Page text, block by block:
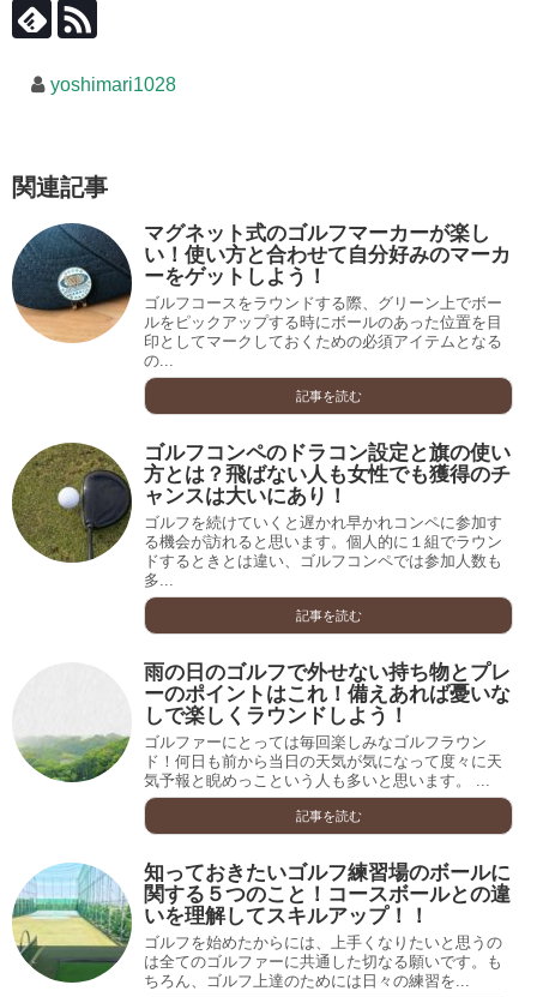
yoshimari1028
関連記事
マグネット式のゴルフマーカーが楽し
い！使い方と合わせて自分好みのマーカ
ーをゲットしよう！
ゴルフコースをラウンドする際、グリーン上でボー
ルをピックアップする時にボールのあった位置を目
印としてマークしておくための必須アイテムとなる
の...
記事を読む
ゴルフコンペのドラコン設定と旗の使い
方とは？飛ばない人も女性でも獲得のチ
ャンスは大いにあり！
ゴルフを続けていくと遅かれ早かれコンペに参加す
る機会が訪れると思います。個人的に１組でラウン
ドするときとは違い、ゴルフコンペでは参加人数も
多...
記事を読む
雨の日のゴルフで外せない持ち物とプレ
ーのポイントはこれ！備えあれば憂いな
しで楽しくラウンドしよう！
ゴルファーにとっては毎回楽しみなゴルフラウン
ド！何日も前から当日の天気が気になって度々に天
気予報と睨めっこという人も多いと思います。 ...
記事を読む
知っておきたいゴルフ練習場のボールに
関する５つのこと！コースボールとの違
いを理解してスキルアップ！！
ゴルフを始めたからには、上手くなりたいと思うの
は全てのゴルファーに共通した切なる願いです。も
ちろん、ゴルフ上達のためには日々の練習を...